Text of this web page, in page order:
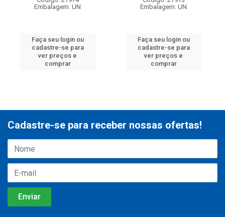
Embalagem: UN
Faça seu login ou
cadastre-se para
ver preços e
comprar
Embalagem: UN
Faça seu login ou
cadastre-se para
ver preços e
comprar
Cadastre-se para receber nossas ofertas!